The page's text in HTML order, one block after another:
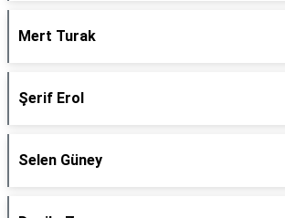
Mert Turak
Şerif Erol
Selen Güney